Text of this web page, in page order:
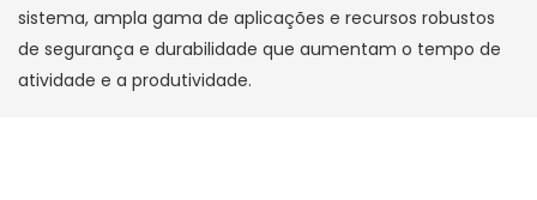
sistema, ampla gama de aplicações e recursos robustos
de segurança e durabilidade que aumentam o tempo de
atividade e a produtividade.